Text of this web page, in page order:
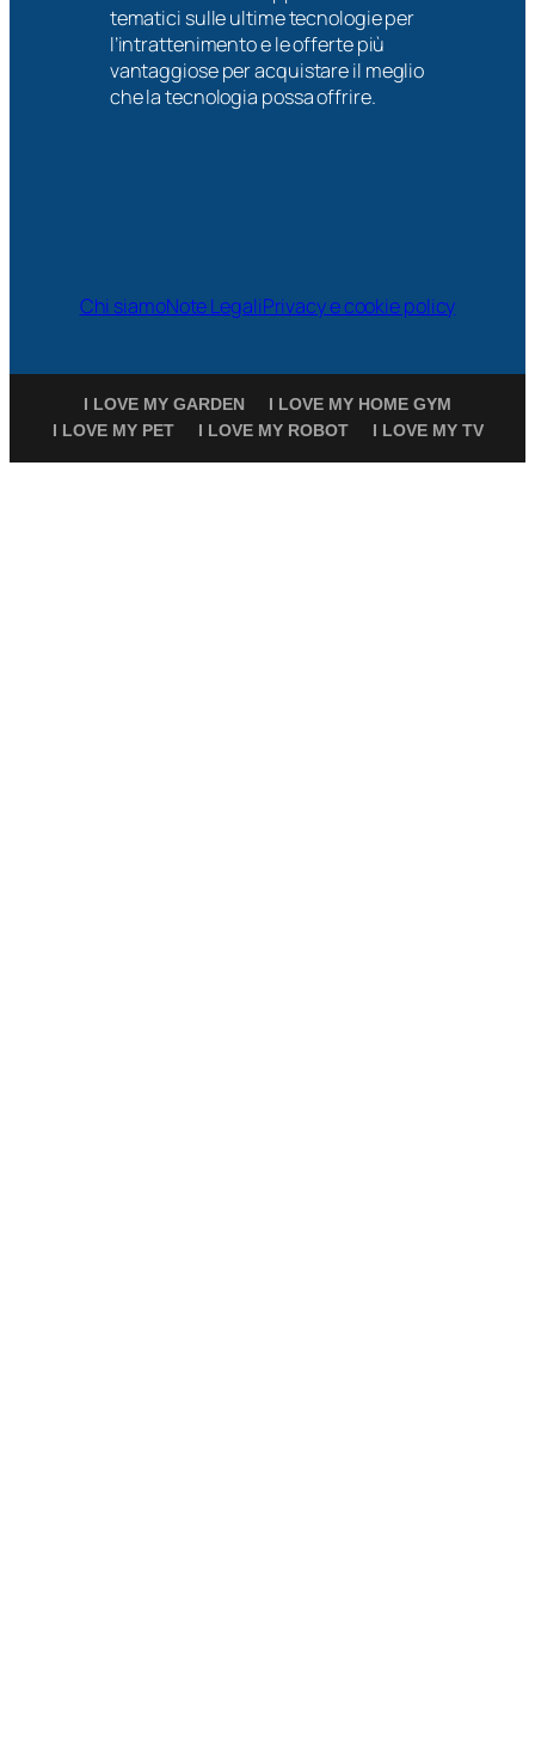
tematici sulle ultime tecnologie per
l’intrattenimento e le offerte più
vantaggiose per acquistare il meglio
che la tecnologia possa offrire.
Chi siamoNote LegaliPrivacy e cookie policy
I LOVE MY GARDEN
I LOVE MY HOME GYM
I LOVE MY PET
I LOVE MY ROBOT I LOVE MY TV